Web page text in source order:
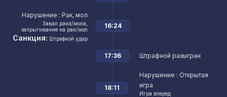
Нарушение : Рак, мол
Завал рака/мола,
запрыгивание на рак/мол
Санкция: Штрафной удар
16:24
Штрафной разыгран
17:36
Нарушение : Открытая
игра
Игра вперед
18:11